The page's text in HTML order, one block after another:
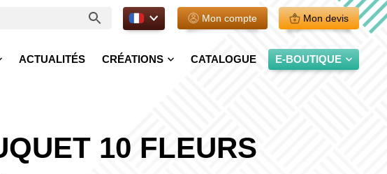
FR. Mon compte Mon devis
ACTUALITÉS CRÉATIONS CATALOGUE E-BOUTIQUE
10 FLEURS